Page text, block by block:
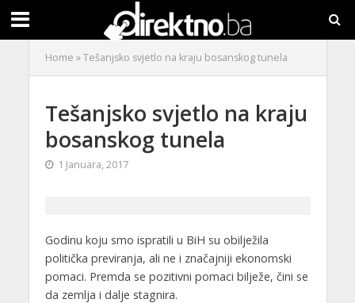
Home »Tešanjsko svjetlo na kraju bosanskog tunela
Tešanjsko svjetlo na kraju
bosanskog tunela
1 Januara, 2017
Godinu koju smo ispratili u BiH su obilježila
politička previranja, ali ne i značajniji ekonomski
pomaci. Premda se pozitivni pomaci bilježe, čini se
da zemlja i dalje stagnira.